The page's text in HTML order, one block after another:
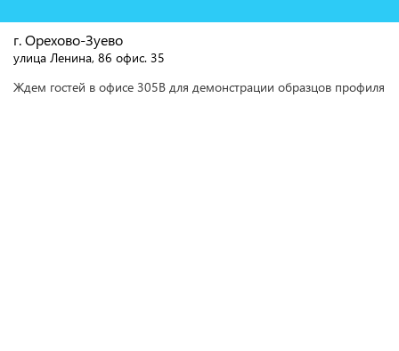
г. Орехово-Зуево
улица Ленина, 86 офис. 35
Ждем гостей в офисе 305В для демонстрации образцов профиля